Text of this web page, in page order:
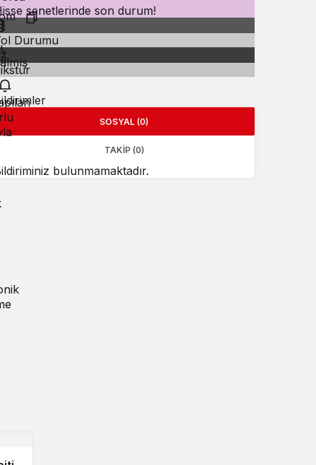
senetlerinde son durum!
Durumu
SOSYAL (0)
TAKIP (0)
bulunmamaktadır.